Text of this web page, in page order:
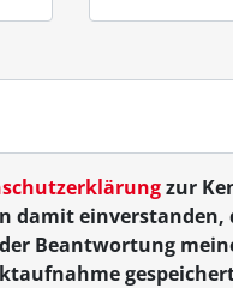
zur
damit einverstanden,
Beantwortung